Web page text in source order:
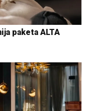
paketa ALTA